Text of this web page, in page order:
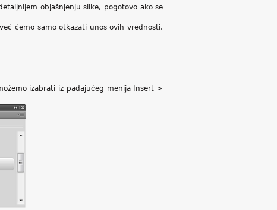
objašnjenju slike, pogotovo ako se
ćemo samo otkazati unos ovih vrednosti.
izabrati iz padajućeg menija Insert >